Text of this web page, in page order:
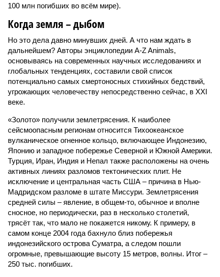
100 млн погибших во всём мире).
Когда земля – дыбом
Но это дела давно минувших дней. А что нам ждать в
дальнейшем? Авторы энциклопедии A-Z Animals,
основываясь на современных научных исследованиях и
глобальных тенденциях, составили свой список
потенциально самых смертоносных стихийных бедствий,
угрожающих человечеству непосредственно сейчас, в XXI
веке.
«Золото» получили землетрясения. К наиболее
сейсмоопасным регионам относится Тихоокеанское
вулканическое огненное кольцо, включающее Индонезию,
Японию и западное побережье Северной и Южной Америки.
Турция, Иран, Индия и Непал также расположены на очень
активных линиях разломов тектонических плит. Не
исключение и центральная часть США – причина в Нью-
Мадридском разломе в штате Миссури. Землетрясения
средней силы – явление, в общем-то, обычное и вполне
сносное, но периодически, раз в несколько столетий,
трясёт так, что мало не покажется никому. К примеру, в
самом конце 2004 года бахнуло близ побережья
индонезийского острова Суматра, а следом пошли
огромные, превышающие высоту 15 метров, волны. Итог –
250 тыс. погибших.